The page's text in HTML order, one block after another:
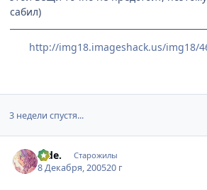
сабил)
http://img18.imageshack.us/img18/
3 недели спустя...
hide. Старожилы
8 Декабря, 200520 г